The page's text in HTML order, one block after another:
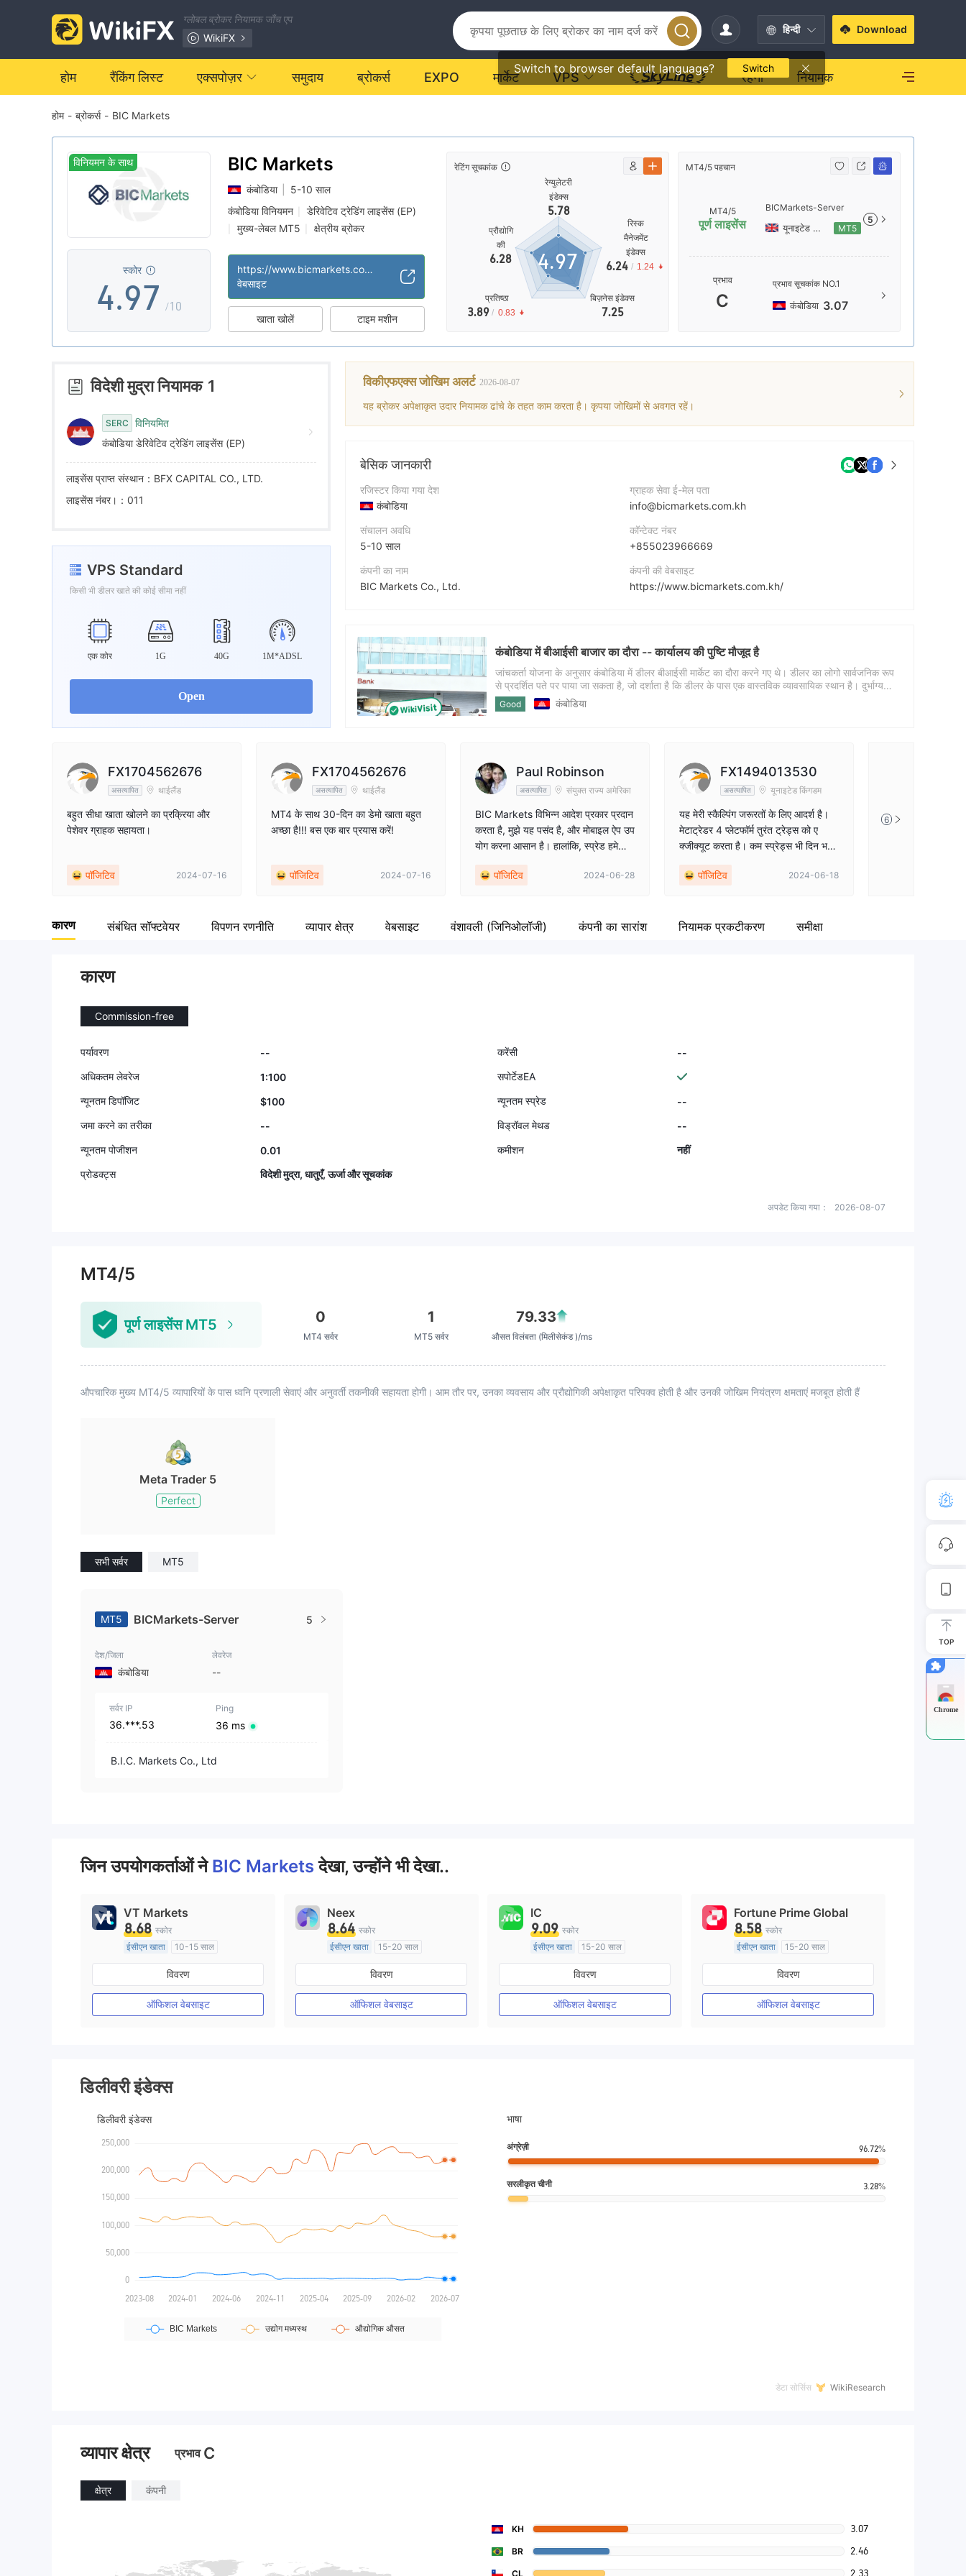
ग्लोबल ब्रोकर नियामक जाँच एप
WikiFX
हिन्दी
Switch to browser default language? Switch
Download
होम रैंकिंग लिस्ट एक्सपोज़र समुदाय ब्रोकर्स EXPO मार्केट VPS रहना नियामक
होम - ब्रोकर्स - BIC Markets
विनियमन के साथ
स्कोर
0
1
2
3
4
5
6
7
8
9
.
3
4
5
6
7
8
9
1
2
3
5
6
7
8
9
/10
BIC Markets
कंबोडिया
5-10 साल
कंबोडिया विनियमन
डेरिवेटिव ट्रेडिंग लाइसेंस (EP)
मुख्य-लेबल MT5 क्षेत्रीय ब्रोकर
https://www.bicmarkets.com.kh/
वेबसाइट
खाता खोलें टाइम मशीन
रेटिंग सूचकांक
रेग्युलेटरी
इंडेक्स
5.78
प्रौद्योगि
की
6.28
प्रतिष्ठा
3.89 / 0.83
बिज़नेस इंडेक्स
7.25
रिस्क
मैनेजमेंट
इंडेक्स
6.24 / 1.24
4.97
MT4/5 पहचान
MT4/5
पूर्ण लाइसेंस
BICMarkets-Server
यूनाइटेड किंगडम MT5
5
प्रभाव
C
प्रभाव सूचकांक NO.1
कंबोडिया 3.07
विदेशी मुद्रा नियामक 1
SERC
विनियमित
कंबोडिया डेरिवेटिव ट्रेडिंग लाइसेंस (EP)
लाइसेंस प्राप्त संस्थान：BFX CAPITAL CO., LTD.
लाइसेंस नंबर।：011
VPS Standard
किसी भी डीलर खाते की कोई सीमा नहीं
एक कोर 1G 40G 1M*ADSL
Open
विकीएफएक्स जोखिम अलर्ट 2026-08-07
यह ब्रोकर अपेक्षाकृत उदार नियामक ढांचे के तहत काम करता है। कृपया जोखिमों से अवगत रहें।
बेसिक जानकारी
रजिस्टर किया गया देश
कंबोडिया
संचालन अवधि
5-10 साल
कंपनी का नाम
BIC Markets Co., Ltd.
कंपनी का कर्मचारी
--
ग्राहक सेवा ई-मेल पता
info@bicmarkets.com.kh
कॉन्टेक्ट नंबर
+855023966669
कंपनी की वेबसाइट
https://www.bicmarkets.com.kh/
Facebook
https://www.facebook.com/BicmarketsCambodia
कंबोडिया में बीआईसी बाजार का दौरा -- कार्यालय की पुष्टि मौजूद है
जांचकर्ता योजना के अनुसार कंबोडिया में डीलर बीआईसी मार्केट का दौरा करने गए थे। डीलर का लोगो सार्वजनिक रूप
से प्रदर्शित पते पर पाया जा सकता है, जो दर्शाता है कि डीलर के पास एक वास्तविक व्यावसायिक स्थान है। दुर्भाग्य
से, जांचकर्ता आगे की यात्रा के लिए कंपनी में प्रवेश करने में विफल रहे, इसलिए व्यवसाय का विशिष्ट पैमाना अज्ञात
रहता है। निवेशकों को सावधानीपूर्वक विचार करने के बाद एक समझदार विकल्प बनाने के लिए कहा जाता है
Good कंबोडिया
FX1704562676
असत्यापित थाईलैंड
बहुत सीधा खाता खोलने का प्रक्रिया और
पेशेवर ग्राहक सहायता।
पॉजिटिव 2024-07-16
FX1704562676
असत्यापित थाईलैंड
MT4 के साथ 30-दिन का डेमो खाता बहुत
अच्छा है!!! बस एक बार प्रयास करें!
पॉजिटिव 2024-07-16
Paul Robinson
असत्यापित संयुक्त राज्य अमेरिका
BIC Markets विभिन्न आदेश प्रकार प्रदान
करता है, मुझे यह पसंद है, और मोबाइल ऐप उप
योग करना आसान है। हालांकि, स्प्रेड हमेशा
पॉजिटिव
2024-06-28
FX1494013530
असत्यापित यूनाइटेड किंगडम
यह मेरी स्कैल्पिंग जरूरतों के लिए आदर्श है।
मेटाट्रेडर 4 प्लेटफॉर्म तुरंत ट्रेड्स को ए
क्जीक्यूट करता है। कम स्प्रेड्स भी दिन भर
करते हैं। बहुत अच्छा ब्रोकर!
पॉजिटिव 2024-06-18
6
कारण संबंधित सॉफ्टवेयर विपणन रणनीति व्यापार क्षेत्र वेबसाइट वंशावली (जिनिओलॉजी) कंपनी का सारांश नियामक प्रकटीकरण समीक्षा
कारण
Commission-free
पर्यावरण -- करेंसी
--
अधिकतम लेवरेज
1:100
सपोर्टेडEA
न्यूनतम डिपॉजिट
$100 न्यूनतम स्प्रेड
--
जमा करने का तरीका
-- विड्रॉवल मेथड
--
न्यूनतम पोजीशन
0.01 कमीशन
नहीं
प्रोडक्ट्स
विदेशी मुद्रा, धातुएँ, ऊर्जा और सूचकांक
अपडेट किया गया： 2026-08-07
MT4/5
पूर्ण लाइसेंस MT5 0
MT4 सर्वर
1
MT5 सर्वर
79.33
औसत विलंबता (मिलीसेकंड )/ms
औपचारिक मुख्य MT4/5 व्यापारियों के पास ध्वनि प्रणाली सेवाएं और अनुवर्ती तकनीकी सहायता होगी। आम तौर पर, उनका व्यवसाय और प्रौद्योगिकी अपेक्षाकृत परिपक्व होती है और उनकी जोखिम नियंत्रण क्षमताएं मजबूत होती हैं
Meta Trader 5
Perfect
सभी सर्वर MT5
MT5 BICMarkets-Server 5
देश/जिला
कंबोडिया
लेवरेज
--
सर्वर IP
36.***.53
Ping
36 ms
B.I.C. Markets Co., Ltd
जिन उपयोगकर्ताओं ने BIC Marketsदेखा, उन्होंने भी देखा..
VT Markets
8.68 स्कोर
ईसीएन खाता
10-15 साल
ऑस्ट्रेलिया विनियमन
मार्केट मेकिंग (एमएम)
मुख्य-लेबल MT4
विवरण
ऑफिशल वेबसाइट
Neex
8.64 स्कोर
ईसीएन खाता
15-20 साल
ऑस्ट्रेलिया विनियमन
मार्केट मेकिंग (एमएम)
मुख्य-लेबल MT4
विवरण
ऑफिशल वेबसाइट
IC
9.09 स्कोर
ईसीएन खाता
15-20 साल
ऑस्ट्रेलिया विनियमन
मार्केट मेकिंग (एमएम)
मुख्य-लेबल MT4
विवरण
ऑफिशल वेबसाइट
Fortune Prime Global
8.58 स्कोर
ईसीएन खाता
15-20 साल
ऑस्ट्रेलिया विनियमन
मार्केट मेकिंग (एमएम)
मुख्य-लेबल MT4
विवरण
ऑफिशल वेबसाइट
डिलीवरी इंडेक्स
भाषा
अंग्रेज़ी 96.72%
सरलीकृत चीनी 3.28%
डेटा सोर्सिस WikiResearch
व्यापार क्षेत्र प्रभाव C
क्षेत्र कंपनी
KH 3.07
BR 2.46
CL 2.33
TOP
Chrome